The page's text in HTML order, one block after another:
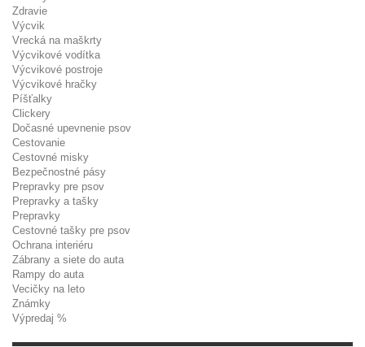
Zdravie
Výcvik
Vrecká na maškrty
Výcvikové vodítka
Výcvikové postroje
Výcvikové hračky
Píšťalky
Clickery
Dočasné upevnenie psov
Cestovanie
Cestovné misky
Bezpečnostné pásy
Prepravky pre psov
Prepravky a tašky
Prepravky
Cestovné tašky pre psov
Ochrana interiéru
Zábrany a siete do auta
Rampy do auta
Vecičky na leto
Známky
Výpredaj %